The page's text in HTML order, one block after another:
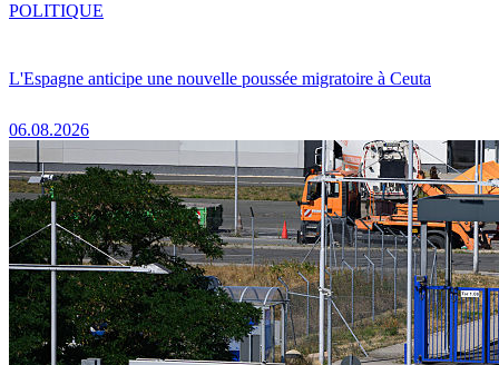
L'Espagne anticipe une nouvelle poussée migratoire à Ceuta
06.08.2026
POLITIQUE